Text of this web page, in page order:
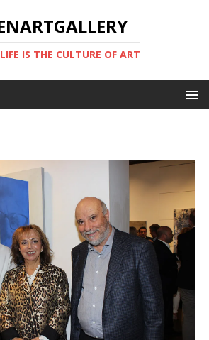
IS THE CULTURE OF ART